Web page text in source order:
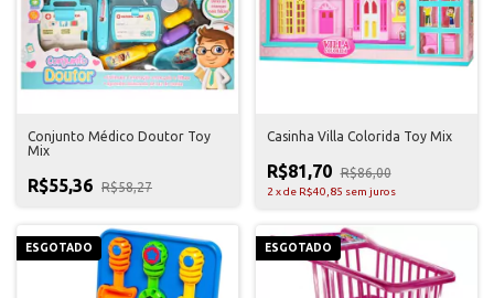
Conjunto Médico Doutor Toy
Mix
R$55,36 R$58,27
Casinha Villa Colorida Toy Mix
R$81,70 R$86,00
2 xde R$40,85 sem juros
ESGOTADO ESGOTADO